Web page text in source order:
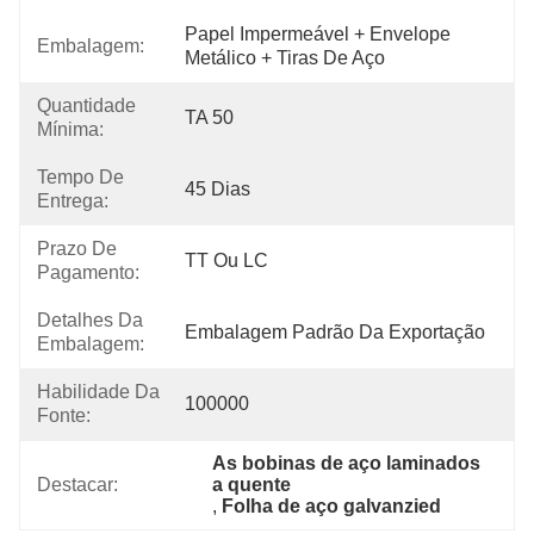
Embalagem:
Papel Impermeável + Envelope
Metálico + Tiras De Aço
Quantidade
Mínima:
TA 50
Tempo De
Entrega:
45 Dias
Prazo De
Pagamento:
TT Ou LC
Detalhes Da
Embalagem:
Embalagem Padrão Da Exportação
Habilidade Da
Fonte:
100000
Destacar:
As bobinas de aço laminados
a quente
, Folha de aço galvanzied